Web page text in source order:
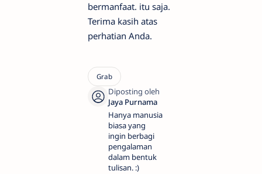
bermanfaat. itu saja.
Terima kasih atas
perhatian Anda.
Hanya manusia
biasa yang
ingin berbagi
pengalaman
dalam bentuk
tulisan. :)